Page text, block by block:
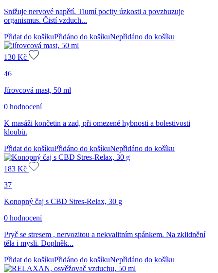
Snižuje nervové napětí. Tlumí pocity úzkosti a povzbuzuje
organismus. Čistí vzduch...
Přidat do košíkuPřidáno do košíkuNepřidáno do košíku
130 Kč
46
Jírovcová mast, 50 ml
0 hodnocení
K masáži končetin a zad, při omezené hybnosti a bolestivosti
kloubů.
Přidat do košíkuPřidáno do košíkuNepřidáno do košíku
183 Kč
37
Konopný čaj s CBD Stres-Relax, 30 g
0 hodnocení
Pryč se stresem , nervozitou a nekvalitním spánkem. Na zklidnění
těla i mysli. Doplněk...
Přidat do košíkuPřidáno do košíkuNepřidáno do košíku